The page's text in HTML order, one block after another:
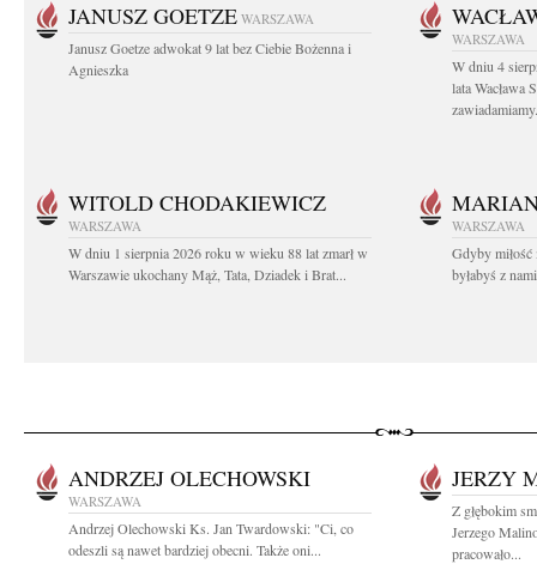
JANUSZ GOETZE WARSZAWA
Janusz Goetze adwokat 9 lat bez Ciebie Bożenna i
Agnieszka
WARSZAWA
W dniu 4
lata Wacława
WITOLD CHODAKIEWICZ
WARSZAWA
W dniu 1 sierpnia 2026 roku w wieku 88 lat zmarł w
Warszawie ukochany Mąż, Tata, Dziadek i Brat...
WARSZAWA
Gdyby miłość
byłabyś z
ANDRZEJ OLECHOWSKI
WARSZAWA
Andrzej Olechowski Ks. Jan Twardowski: "Ci, co
odeszli są nawet bardziej obecni. Także oni...
JERZY
Z głębokim
Jerzego
pracowało...